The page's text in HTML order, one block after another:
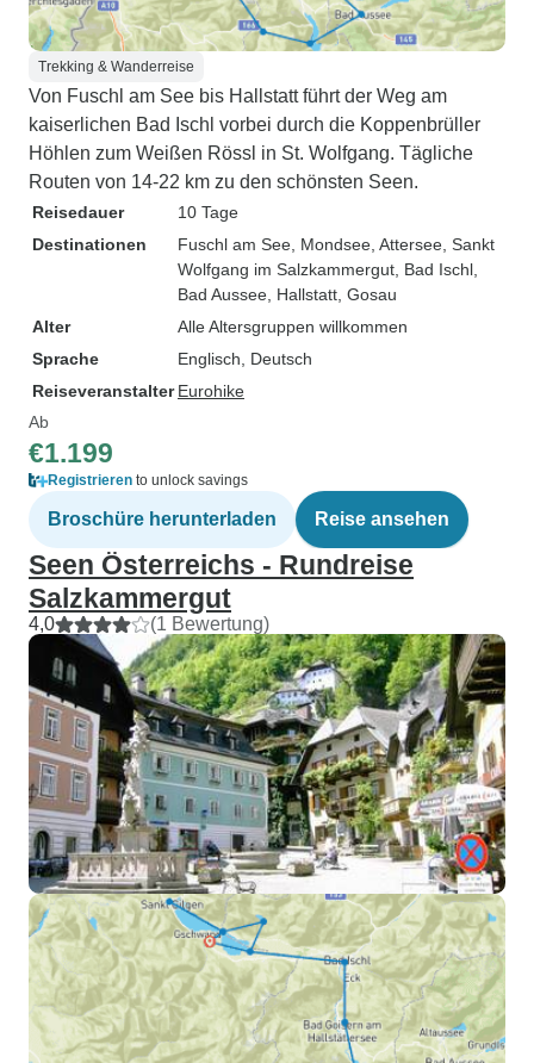
Trekking & Wanderreise
Von Fuschl am See bis Hallstatt führt der Weg am
kaiserlichen Bad Ischl vorbei durch die Koppenbrüller
Höhlen zum Weißen Rössl in St. Wolfgang. Tägliche
Routen von 14-22 km zu den schönsten Seen.
Reisedauer
10 Tage
Destinationen
Fuschl am See , Mondsee , Attersee , Sankt
Wolfgang im Salzkammergut , Bad Ischl
Bad Aussee , Hallstatt , Gosau
Alter
Alle Altersgruppen willkommen
Sprache
Englisch, Deutsch
Reiseveranstalter Eurohike
Ab
€1.199
Registrieren to unlock savings
Broschüre herunterladen Reise ansehen
Seen Österreichs - Rundreise
Salzkammergut
4,0 (1 Bewertung)